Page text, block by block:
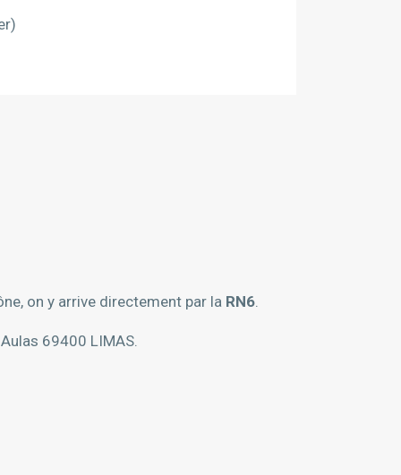
on y arrive directement par la RN6
69400 LIMAS.